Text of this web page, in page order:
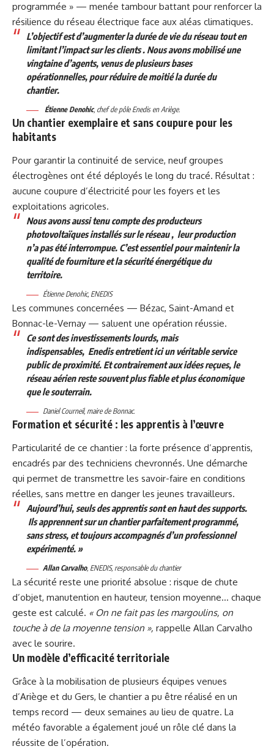
programmée » — menée tambour battant pour renforcer la
résilience du réseau électrique face aux aléas climatiques.
L’objectif est d’augmenter la durée de vie du réseau tout en
limitant l’impact sur les clients . Nous avons mobilisé une
vingtaine d’agents, venus de plusieurs bases
opérationnelles, pour réduire de moitié la durée du
chantier.
Étienne Denohic, chef de pôle Enedis en Ariège.
Un chantier exemplaire et sans coupure pour les
habitants
Pour garantir la continuité de service, neuf groupes
électrogènes ont été déployés le long du tracé. Résultat :
aucune coupure d’électricité pour les foyers et les
exploitations agricoles.
Nous avons aussi tenu compte des producteurs
photovoltaïques installés sur le réseau , leur production
n’a pas été interrompue. C’est essentiel pour maintenir la
qualité de fourniture et la sécurité énergétique du
territoire.
Étienne Denohic, ENEDIS
Les communes concernées — Bézac, Saint-Amand et
Bonnac-le-Vernay — saluent une opération réussie.
Ce sont des investissements lourds, mais
indispensables, Enedis entretient ici un véritable service
public de proximité. Et contrairement aux idées reçues, le
réseau aérien reste souvent plus fiable et plus économique
que le souterrain.
Daniel Courneil, maire de Bonnac.
Formation et sécurité : les apprentis à l’œuvre
Particularité de ce chantier : la forte présence d’apprentis,
encadrés par des techniciens chevronnés. Une démarche
qui permet de transmettre les savoir-faire en conditions
réelles, sans mettre en danger les jeunes travailleurs.
Aujourd’hui, seuls des apprentis sont en haut des supports.
Ils apprennent sur un chantier parfaitement programmé,
sans stress, et toujours accompagnés d’un professionnel
expérimenté. »
Allan Carvalho, ENEDIS, responsable du chantier
La sécurité reste une priorité absolue : risque de chute
d’objet, manutention en hauteur, tension moyenne… chaque
geste est calculé. « On ne fait pas les margoulins, on
touche à de la moyenne tension », rappelle Allan Carvalho
avec le sourire.
Un modèle d’efficacité territoriale
Grâce à la mobilisation de plusieurs équipes venues
d’Ariège et du Gers, le chantier a pu être réalisé en un
temps record — deux semaines au lieu de quatre. La
météo favorable a également joué un rôle clé dans la
réussite de l’opération.